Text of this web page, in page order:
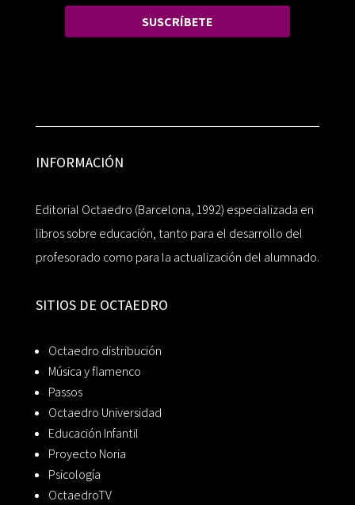
SUSCRÍBETE
INFORMACIÓN
Editorial Octaedro (Barcelona, 1992) especializada en
libros sobre educación, tanto para el desarrollo del
profesorado como para la actualización del alumnado.
SITIOS DE OCTAEDRO
Octaedro distribución
Música y flamenco
Passos
Octaedro Universidad
Educación Infantil
Proyecto Noria
Psicología
OctaedroTV